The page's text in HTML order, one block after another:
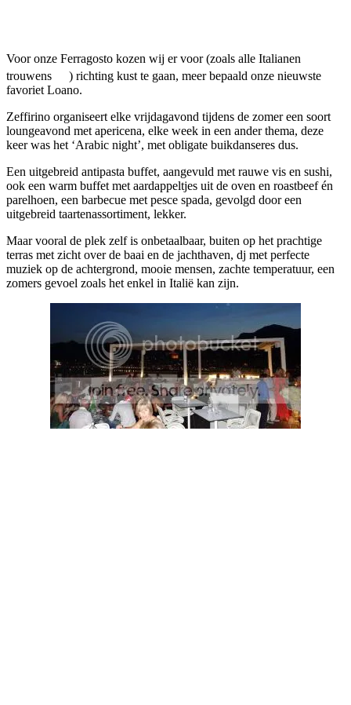
Voor onze Ferragosto kozen wij er voor (zoals alle Italianen
trouwens
) richting kust te gaan, meer bepaald onze nieuwste
favoriet Loano.
Zeffirino organiseert elke vrijdagavond tijdens de zomer een soort
loungeavond met apericena, elke week in een ander thema, deze
keer was het ‘Arabic night’, met obligate buikdanseres dus.
Een uitgebreid antipasta buffet, aangevuld met rauwe vis en sushi,
ook een warm buffet met aardappeltjes uit de oven en roastbeef én
parelhoen, een barbecue met pesce spada, gevolgd door een
uitgebreid taartenassortiment, lekker.
Maar vooral de plek zelf is onbetaalbaar, buiten op het prachtige
terras met zicht over de baai en de jachthaven, dj met perfecte
muziek op de achtergrond, mooie mensen, zachte temperatuur, een
zomers gevoel zoals het enkel in Italië kan zijn.